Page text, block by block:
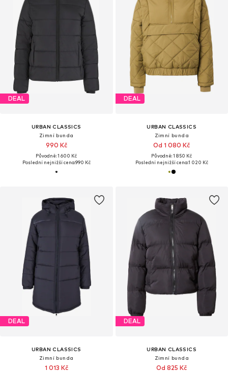
DEAL
URBAN CLASSICS
Zimní bunda
990 Kč
Původně: 1 600 Kč
Poslední nejnižší cena:990 Kč
DEAL
URBAN CLASSICS
Zimní bunda
Od 1 080 Kč
Původně: 1 850 Kč
Poslední nejnižší cena:1 020 Kč
DEAL
URBAN CLASSICS
Zimní bunda
1 013 Kč
DEAL
URBAN CLASSICS
Zimní bunda
Od 825 Kč